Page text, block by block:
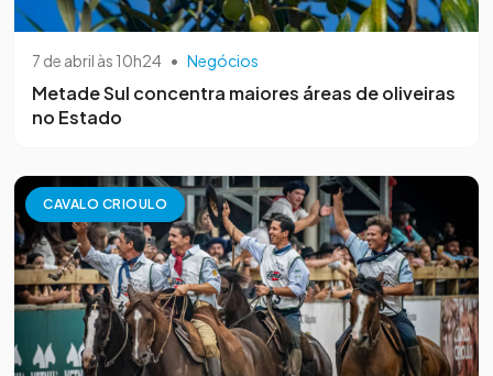
7 de abril às 10h24 • Negócios
Metade Sul concentra maiores áreas de oliveiras
no Estado
CAVALO CRIOULO